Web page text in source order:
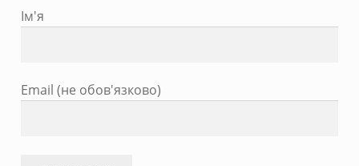
Ім'я
Email (не обов'язково)